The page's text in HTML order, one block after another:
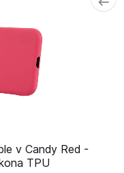
v Candy Red -
TPU